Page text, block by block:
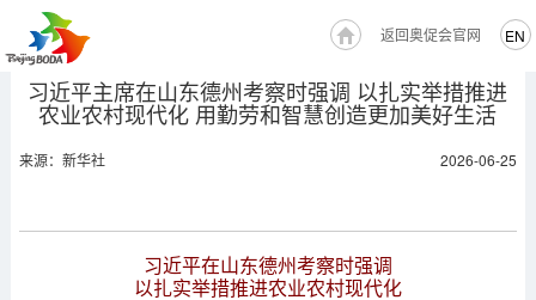
EN
返回奥促会官网
习近平主席在山东德州考察时强调 以扎实举措推进
农业农村现代化 用勤劳和智慧创造更加美好生活
来源：新华社 2026-06-25
习近平在山东德州考察时强调
以扎实举措推进农业农村现代化